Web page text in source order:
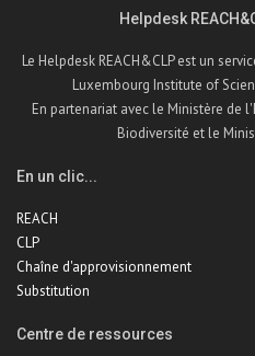
Helpdesk
Le Helpdesk REACH&CLP est un
Luxembourg Institute of
En partenariat avec le Ministère de
Biodiversité et le
En un clic...
REACH
CLP
Chaîne d'approvisionnement
Substitution
Centre de ressources